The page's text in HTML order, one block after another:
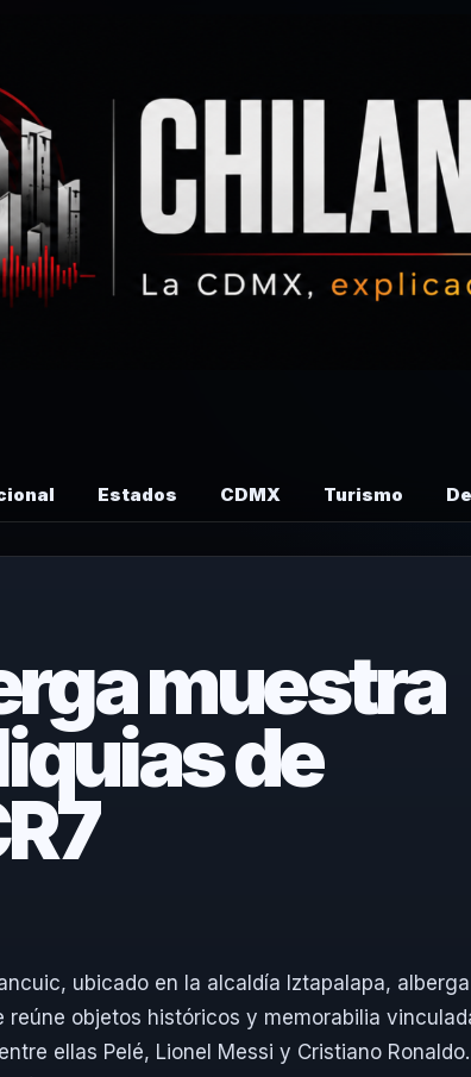
Estados CDMX Turismo
muestra
de
ubicado en la alcaldía Iztapalapa, alberga
reúne objetos históricos y memorabilia
ellas Pelé, Lionel Messi y Cristiano Ronaldo.